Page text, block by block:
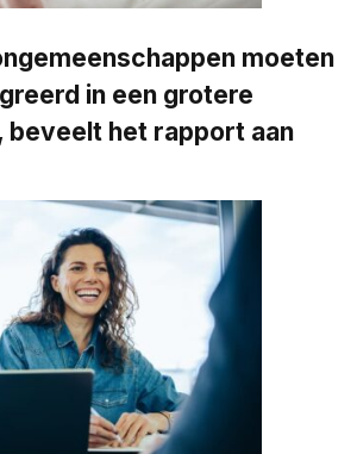
moeten
in een grotere
beveelt het rapport aan